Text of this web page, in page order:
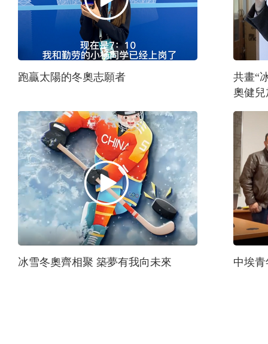
跑贏太陽的冬奧志願者
共畫“
奧健兒
冰雪冬奧齊相聚 築夢有我向未來 中埃